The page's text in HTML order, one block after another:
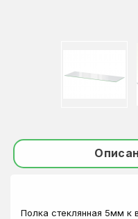
Полка стеклянная 5мм к